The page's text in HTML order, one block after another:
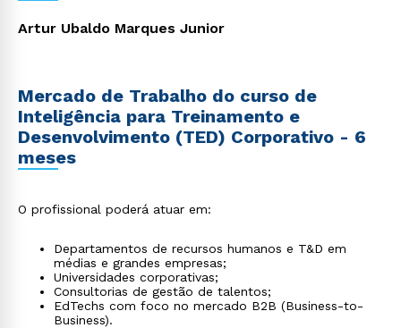
Artur Ubaldo Marques Junior
Mercado de Trabalho do curso de
Inteligência para Treinamento e
Desenvolvimento (TED) Corporativo - 6
meses
O profissional poderá atuar em:
Departamentos de recursos humanos e T&D em
médias e grandes empresas;
Universidades corporativas;
Consultorias de gestão de talentos;
EdTechs com foco no mercado B2B (Business-to-
Business).